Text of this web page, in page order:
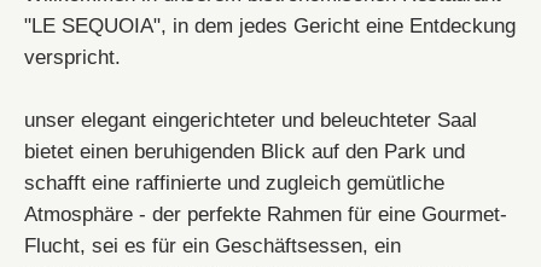
"LE SEQUOIA", in dem jedes Gericht eine Entdeckung
verspricht.
unser elegant eingerichteter und beleuchteter Saal
bietet einen beruhigenden Blick auf den Park und
schafft eine raffinierte und zugleich gemütliche
Atmosphäre - der perfekte Rahmen für eine Gourmet-
Flucht, sei es für ein Geschäftsessen, ein
* Obligatorische Felder
ODER BUCHEN SIE TELEFONISCH!
Obligatorische Felder
ODER RESERVIEREN SIE TELEFONISCH!
BESTÄTIGEN
Obligatorische Felder